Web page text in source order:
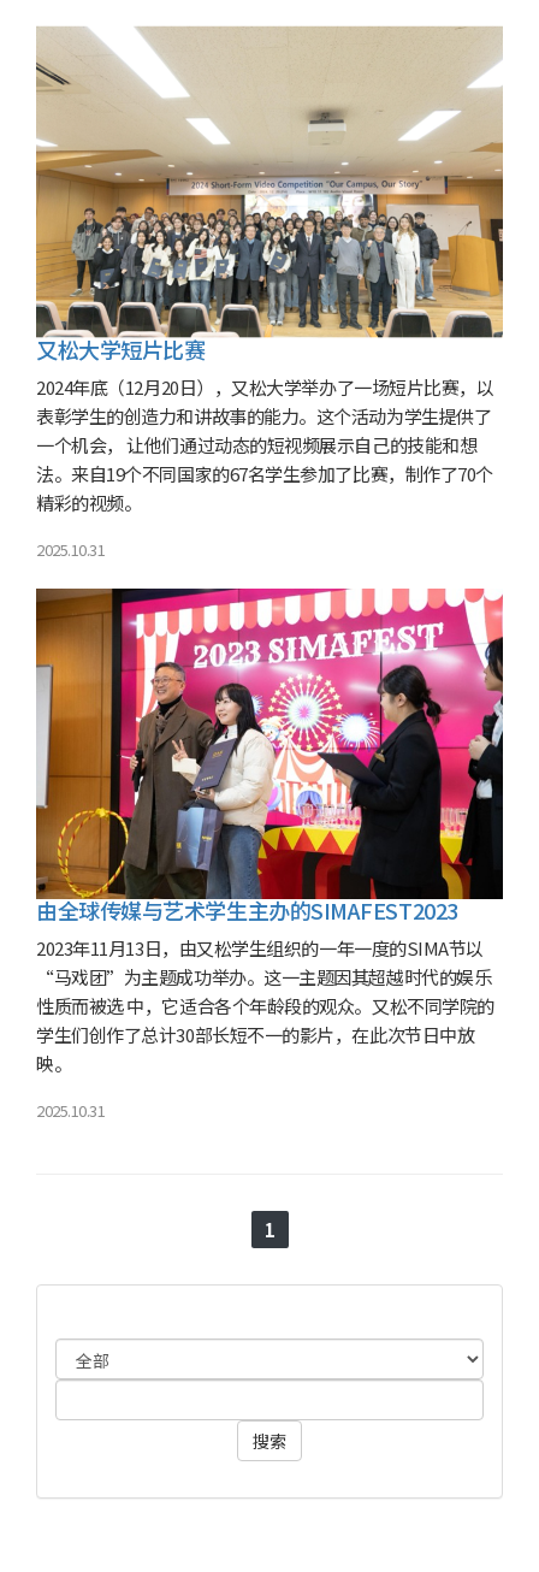
又松大学短片比赛
2024年底（12月20日），又松大学举办了一场短片比赛，以
表彰学生的创造力和讲故事的能力。这个活动为学生提供了
一个机会， 让他们通过动态的短视频展示自己的技能和想
法。来自19个不同国家的67名学生参加了比赛，制作了70个
精彩的视频。
2025.10.31
由全球传媒与艺术学生主办的SIMAFEST2023
2023年11月13日，由又松学生组织的一年一度的SIMA节以
“马戏团”为主题成功举办。这一主题因其超越时代的娱乐
性质而被选 中，它适合各个年龄段的观众。又松不同学院的
学生们创作了总计30部长短不一的影片，在此次节日中放
映。
2025.10.31
1
搜索